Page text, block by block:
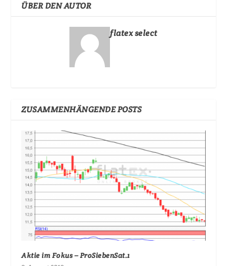
ÜBER DEN AUTOR
flatex select
ZUSAMMENHÄNGENDE POSTS
Aktie im Fokus – ProSiebenSat.1